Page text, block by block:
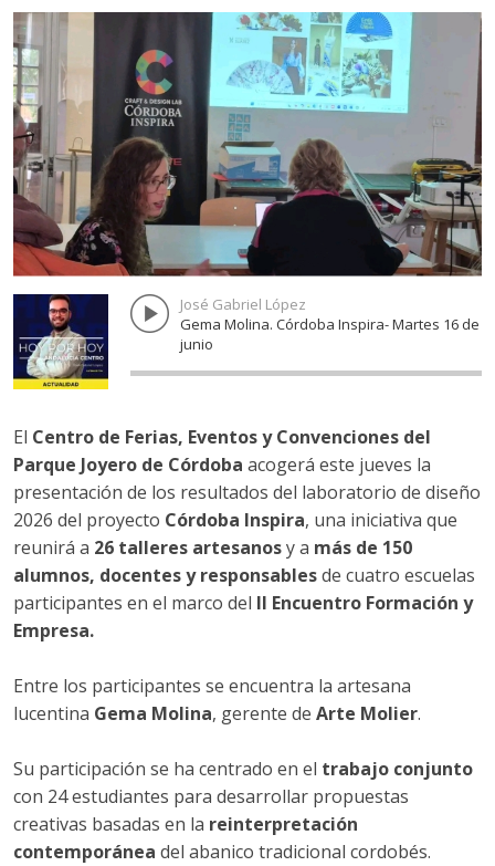
MONTILLA
MONTILLA
ESPEJO
LA RAMBLA
LA CARLOTA
MONTURQUE
FERNÁN NÚÑEZ
MONTALBÁN
PRIEGO DE CÓRDOBA
ALMEDINILLA
CARCABUEY
MÁLAGA
HUMILLADERO
MOLLINA
VILLANUEVA DE LA CONCEPCIÓN
El Centro de Ferias, Eventos y Convenciones del
Parque Joyero de Córdoba acogerá este jueves la
presentación de los resultados del laboratorio de diseño
2026 del proyecto Córdoba Inspira, una iniciativa que
reunirá a 26 talleres artesanosy a más de 150
alumnos, docentes y responsablesde cuatro escuelas
participantes en el marco del II Encuentro Formación y
Empresa.
Entre los participantes se encuentra la artesana
lucentina Gema Molina, gerente de Arte Molier.
Su participación se ha centrado en el trabajo conjunto
con 24 estudiantes para desarrollar propuestas
creativas basadas en la reinterpretación
contemporánea del abanico tradicional cordobés.